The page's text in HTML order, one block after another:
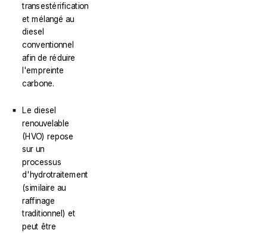
transestérification
et mélangé au
diesel
conventionnel
afin de réduire
l'empreinte
carbone.
Le diesel
renouvelable
(HVO) repose
sur un
processus
d'hydrotraitement
(similaire au
raffinage
traditionnel) et
peut être